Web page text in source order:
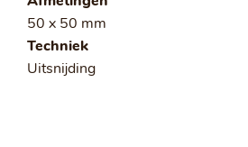
50 x 50 mm
Techniek
Uitsnijding